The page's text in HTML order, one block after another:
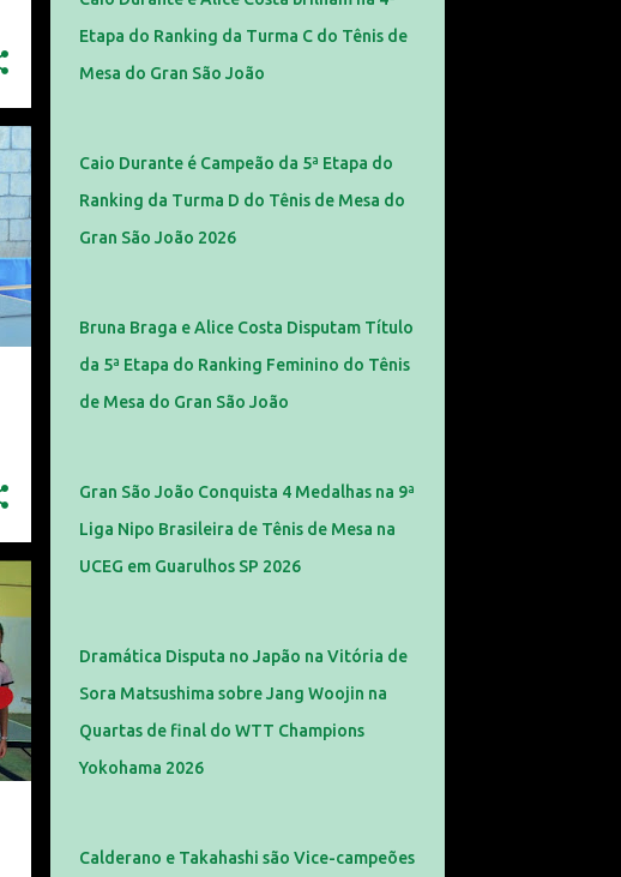
Etapa do Ranking da Turma C do Tênis de
Mesa do Gran São João
Caio Durante é Campeão da 5ª Etapa do
Ranking da Turma D do Tênis de Mesa do
Gran São João 2026
Bruna Braga e Alice Costa Disputam Título
da 5ª Etapa do Ranking Feminino do Tênis
de Mesa do Gran São João
Gran São João Conquista 4 Medalhas na 9ª
Liga Nipo Brasileira de Tênis de Mesa na
UCEG em Guarulhos SP 2026
Dramática Disputa no Japão na Vitória de
Sora Matsushima sobre Jang Woojin na
Quartas de final do WTT Champions
Yokohama 2026
Calderano e Takahashi são Vice-campeões